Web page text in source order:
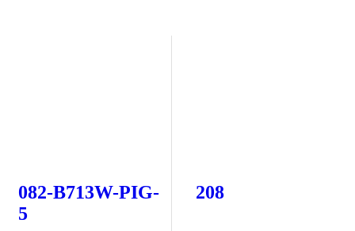
082-B713W-PIG-
5
208